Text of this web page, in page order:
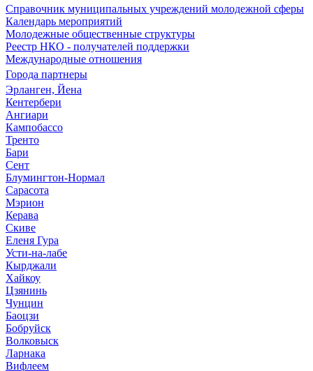
Справочник муниципальных учреждений молодежной сферы
Календарь мероприятий
Молодежные общественные структуры
Реестр НКО - получателей поддержки
Международные отношения
Города партнеры
Эрланген, Йена
Кентербери
Ангиари
Кампобассо
Тренто
Бари
Сент
Блумингтон-Нормал
Сарасота
Мэрион
Керава
Скиве
Еленя Гура
Усти-на-лабе
Кырджали
Хайкоу
Цзянинь
Чунцин
Баоцзи
Бобруйск
Волковыск
Ларнака
Вифлеем